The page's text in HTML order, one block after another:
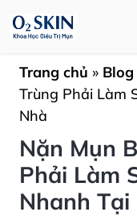
Trang chủ »
Trùng Phải Làm
Nhà
Nặn Mụn
Phải Làm
Nhanh Tại